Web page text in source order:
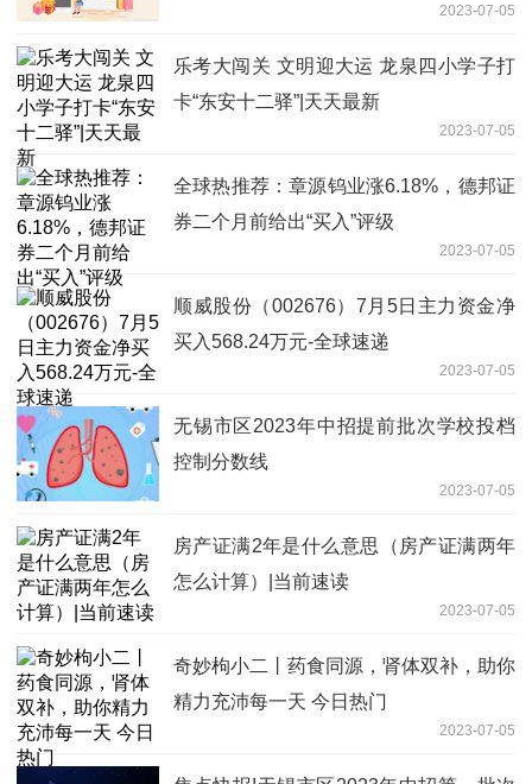
2023-07-05
乐考大闯关 文明迎大运 龙泉四小学子打
卡“东安十二驿”|天天最新
2023-07-05
全球热推荐：章源钨业涨6.18%，德邦证
券二个月前给出“买入”评级
2023-07-05
顺威股份（002676）7月5日主力资金净
买入568.24万元-全球速递
2023-07-05
无锡市区2023年中招提前批次学校投档
控制分数线
2023-07-05
房产证满2年是什么意思（房产证满两年
怎么计算）|当前速读
2023-07-05
奇妙枸小二丨药食同源，肾体双补，助你
精力充沛每一天 今日热门
2023-07-05